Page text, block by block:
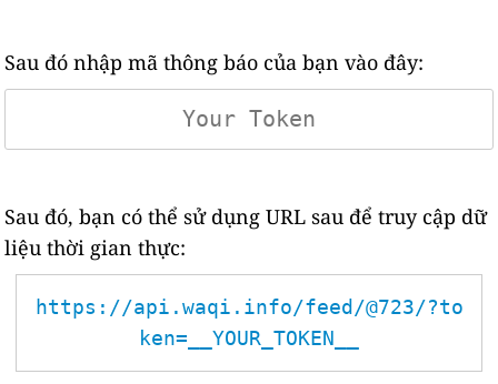
Sau đó nhập mã thông báo của bạn vào đây:
Sau đó, bạn có thể sử dụng URL sau để truy cập dữ
liệu thời gian thực:
https://api.waqi.info/feed/@723/?to
ken=__YOUR_TOKEN__